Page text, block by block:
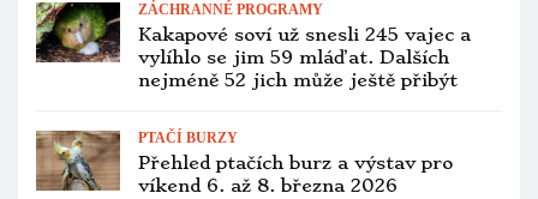
Jan Sojka bude ve Vlčí Habřině
přednášet o odchovech kakadu
přilbového pod rodiči
Sprchy jsou pro papoušky důležité,
stimuluje je to k hnízdění, věří dánský
chovatel Povl Jorgensen